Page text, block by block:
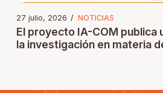
27 julio, 2026 / NOTICIAS
El proyecto IA-COM publica
la investigación en materia